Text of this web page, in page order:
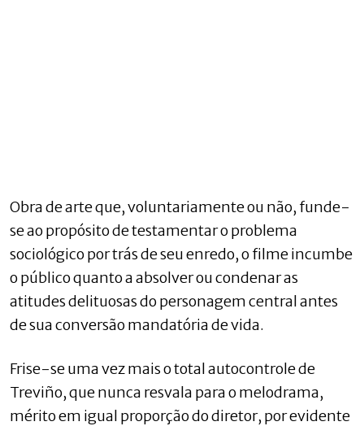
Obra de arte que, voluntariamente ou não, funde-
se ao propósito de testamentar o problema
sociológico por trás de seu enredo, o filme incumbe
o público quanto a absolver ou condenar as
atitudes delituosas do personagem central antes
de sua conversão mandatória de vida.
Frise-se uma vez mais o total autocontrole de
Treviño, que nunca resvala para o melodrama,
mérito em igual proporção do diretor, por evidente